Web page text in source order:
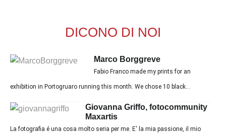
DICONO DI NOI
Marco Borggreve
Fabio Franco made my prints for an
exhibition in Portogruaro running this month. We chose 10 black...
Giovanna Griffo, fotocommunity
Maxartis
La fotografia é una cosa molto seria per me. E' la mia passione, il mio